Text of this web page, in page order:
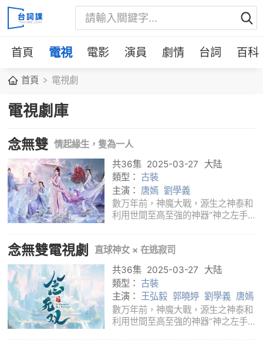
首頁 電視 電影 演員 劇情 台詞 百科
首頁 電視劇
電視劇庫
念無雙 情起緣生，隻為一人
共36集 2025-03-27
大陆
類型： 古裝
主演： 唐嫣 劉學義
數万年前，神魔大戰，源生之神泰和
利用世間至高至強的神器“神之左手”
神蹟。戰鬼族趁亂崛起，引發大戰，
神女無雙受天界之託，化身人族少女
進入神
念無雙電視劇
直球神女 × 在逃寂司
共36集 2025-03-27
大陆
類型： 古裝
主演：
王弘毅 郭曉婷 劉學義 唐嫣
數万年前，神魔大戰，源生之神泰和
利用世間至高至強的神器“神之左手”